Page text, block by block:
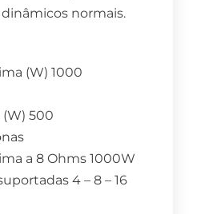
normais.
(W) 1000
500
a 8 Ohms 1000W
4 – 8 – 16